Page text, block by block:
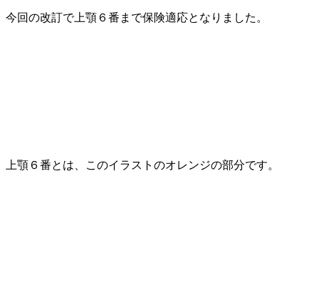
今回の改訂で上顎６番まで保険適応となりました。
上顎６番とは、このイラストのオレンジの部分です。